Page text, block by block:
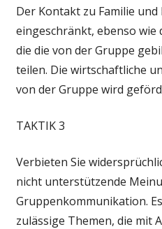
Der Kontakt zu Familie und
eingeschränkt, ebenso wie
die die von der Gruppe
teilen. Die wirtschaftliche
von der Gruppe wird
TAKTIK 3
Verbieten Sie
nicht unterstützende
Gruppenkommunikation.
zulässige Themen, die mit